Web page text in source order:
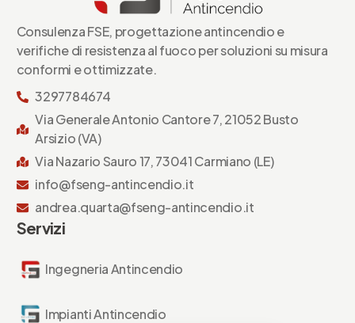
Consulenza FSE, progettazione antincendio e
verifiche di resistenza al fuoco per soluzioni su misura
conformi e ottimizzate.
3297784674
Via Generale Antonio Cantore 7, 21052 Busto
Arsizio (VA)
Via Nazario Sauro 17, 73041 Carmiano (LE)
info@fseng-antincendio.it
andrea.quarta@fseng-antincendio.it
Servizi
Ingegneria Antincendio
Impianti Antincendio